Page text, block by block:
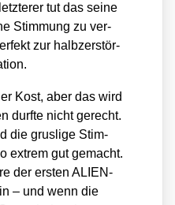
tut das sei­ne
Stim­mung zu ver­
zur halb­zer­stör­
Kost, aber das wird
durf­te nicht gerecht.
die grus­li­ge Stim­
extrem gut gemacht.
der ers­ten ALI­EN-
– und wenn die